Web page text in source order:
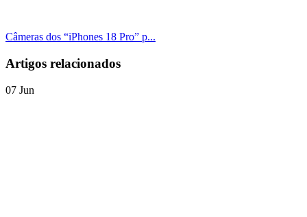
Câmeras dos “iPhones 18 Pro” p...
Artigos relacionados
07 Jun